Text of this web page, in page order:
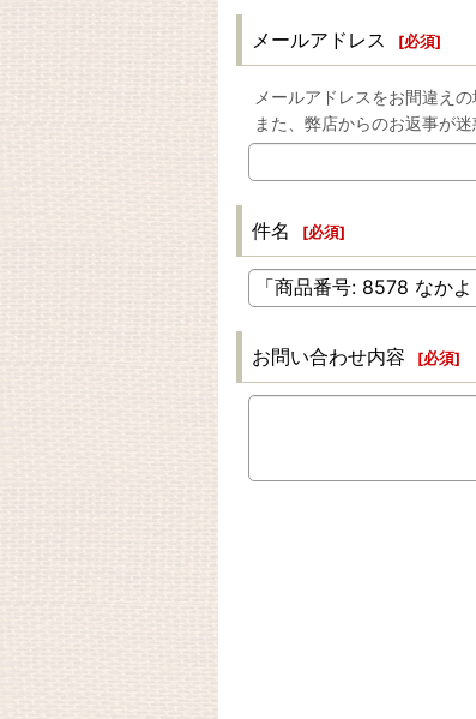
メールアドレス [必須]
メールアドレスをお間違え
また、弊店からのお返事が
件名 [必須]
お問い合わせ内容 [必須]